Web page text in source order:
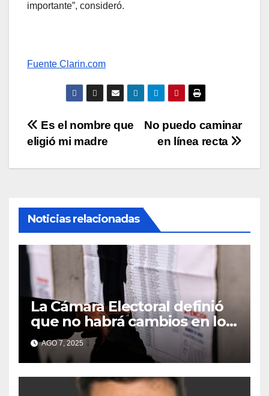
importante”, consideró.
Fuente Clarin.com
Navegación
de
No puedo caminar
en línea recta
Es el nombre que
eligió mi madre
Noticias relacionadas
La Cámara Electoral definió
que no habrá cambios en los
lugares de votación en La
Matanza
AGO 7, 2025